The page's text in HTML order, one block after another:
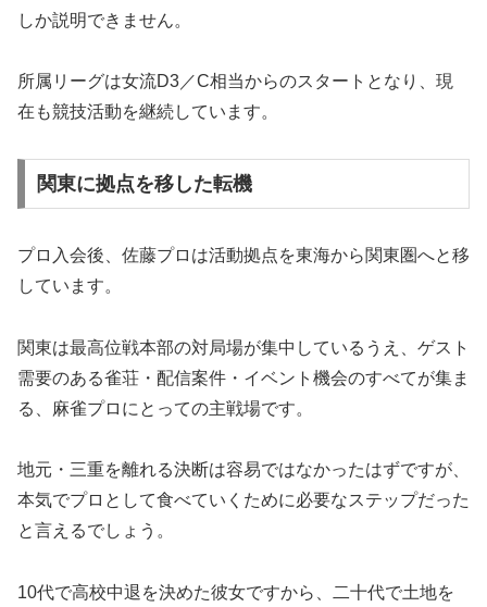
しか説明できません。
所属リーグは女流D3／C相当からのスタートとなり、現
在も競技活動を継続しています。
関東に拠点を移した転機
プロ入会後、佐藤プロは活動拠点を東海から関東圏へと移
しています。
関東は最高位戦本部の対局場が集中しているうえ、ゲスト
需要のある雀荘・配信案件・イベント機会のすべてが集ま
る、麻雀プロにとっての主戦場です。
地元・三重を離れる決断は容易ではなかったはずですが、
本気でプロとして食べていくために必要なステップだった
と言えるでしょう。
10代で高校中退を決めた彼女ですから、二十代で土地を